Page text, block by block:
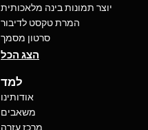
יוצר תמונות בינה מלאכותית
המרת טקסט לדיבור
סרטון מסמך
הצג הכל
למד
אודותינו
משאבים
מרכז עזרה